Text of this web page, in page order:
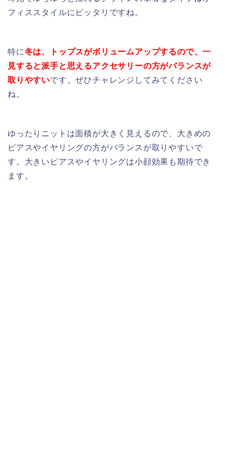
フィススタイルにピッタリですね。
特に冬は、トップスがボリュームアップするので、一
見すると派手と思えるアクセサリーの方がバランスが
取りやすいです。ぜひチャレンジしてみてください
ね。
ゆったりニットは面積が大きく見えるので、大きめの
ピアスやイヤリングの方がバランスが取りやすいで
す。大きいピアスやイヤリングは小顔効果も期待でき
ます。